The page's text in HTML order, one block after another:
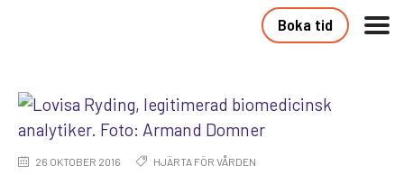
Boka tid
26 OKTOBER 2016 HJÄRTA FÖR VÅRDEN